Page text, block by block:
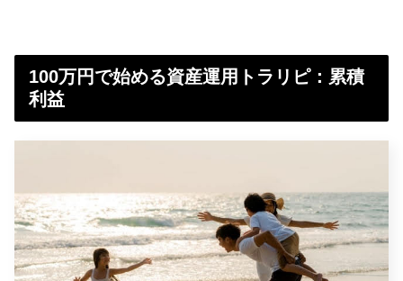
100万円で始める資産運用トラリピ：累積
利益